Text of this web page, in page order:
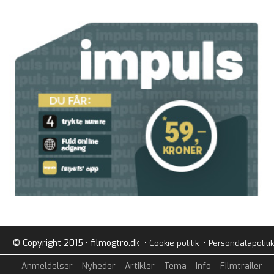
© Copyright 2015 • filmogtro.dk • Cookie politik• Persondatapolitik
Anmeldelser Nyheder Artikler Tema Info Filmtrailer